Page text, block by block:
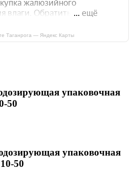
Таганрога — Яндекс Карты
упаковочная
50
упаковочная
50